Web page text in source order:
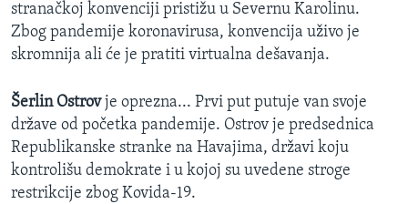
stranačkoj konvenciji pristižu u Severnu Karolinu.
Zbog pandemije koronavirusa, konvencija uživo je
skromnija ali će je pratiti virtualna dešavanja.
Šerlin Ostrovje oprezna... Prvi put putuje van svoje
države od početka pandemije. Ostrov je predsednica
Republikanske stranke na Havajima, državi koju
kontrolišu demokrate i u kojoj su uvedene stroge
restrikcije zbog Kovida-19.